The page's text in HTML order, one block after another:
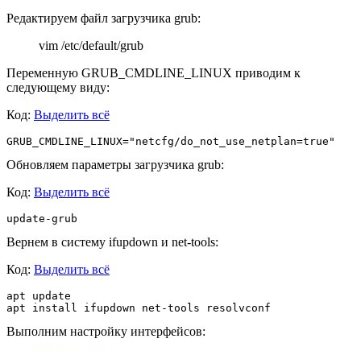
Редактируем файл загрузчика grub:
vim /etc/default/grub
Переменную GRUB_CMDLINE_LINUX приводим к
следующему виду:
Код: Выделить всё
GRUB_CMDLINE_LINUX="netcfg/do_not_use_netplan=true"
Обновляем параметры загрузчика grub:
Код: Выделить всё
update-grub
Вернем в систему ifupdown и net-tools:
Код: Выделить всё
apt update
apt install ifupdown net-tools resolvconf
Выполним настройку интерфейсов: